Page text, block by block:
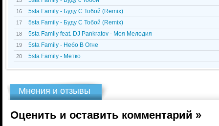
16 5sta Family - Буду С Тобой (Remix)
17 5sta Family - Буду С Тобой (Remix)
18 5sta Family feat. DJ Pankratov - Моя Мелодия
19 5sta Family - Небо В Огне
20 5sta Family - Метко
Мнения и отзывы
Оценить и оставить комментарий »